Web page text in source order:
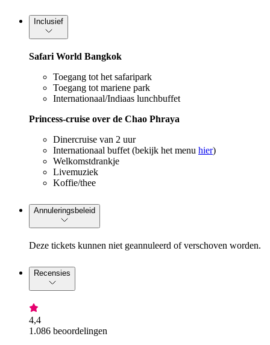
Inclusief
Safari World Bangkok
Toegang tot het safaripark
Toegang tot mariene park
Internationaal/Indiaas lunchbuffet
Princess-cruise over de Chao Phraya
Dinercruise van 2 uur
Internationaal buffet (bekijk het menu hier)
Welkomstdrankje
Livemuziek
Koffie/thee
Annuleringsbeleid
Deze tickets kunnen niet geannuleerd of verschoven worden.
Recensies
4,4
1.086 beoordelingen